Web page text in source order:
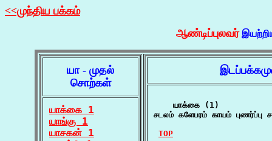
<<முந்திய பக்கம்
ஆண்டிப்புலவர்
யா - முதல்
சொற்கள்
யாக்கை 1
யாங்கு 1
யாசகன் 1
    யாக்கை (1)
சடலம் களேபரம் காயம்
TOP